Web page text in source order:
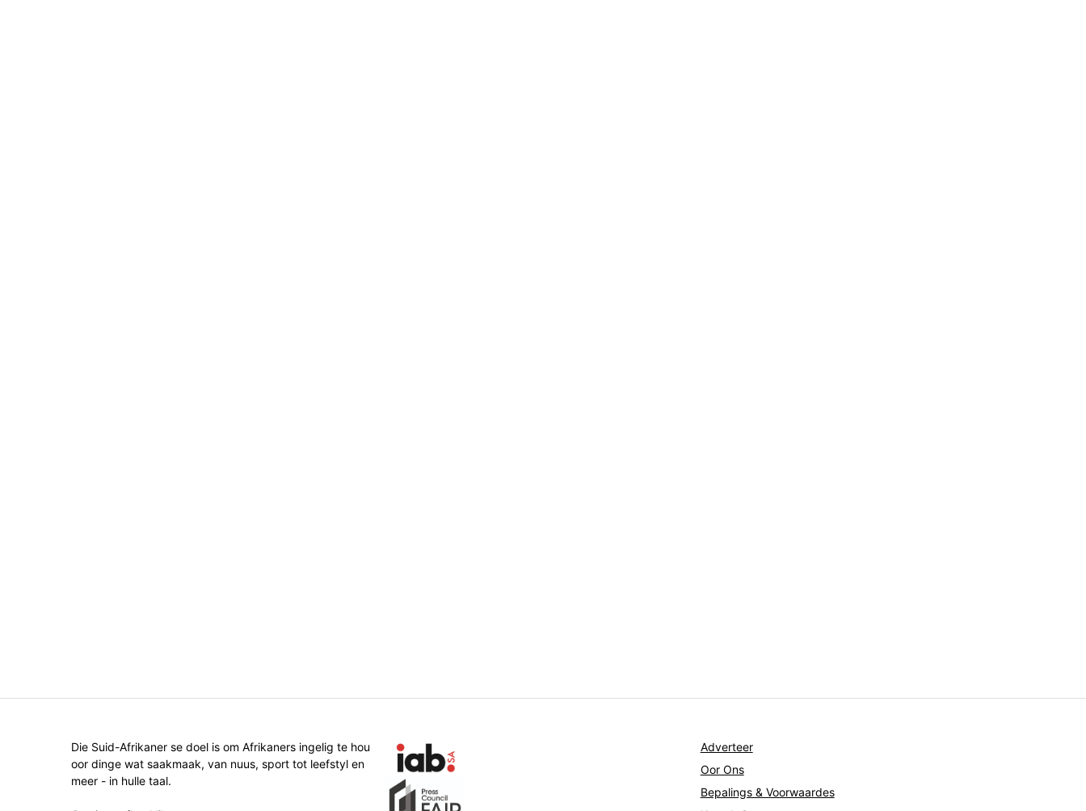
Die Suid-Afrikaner se doel is om Afrikaners ingelig te hou
oor dinge wat saakmaak, van nuus, sport tot leefstyl en
meer - in hulle taal.
Adverteer
Oor Ons
Bepalings & Voorwaardes